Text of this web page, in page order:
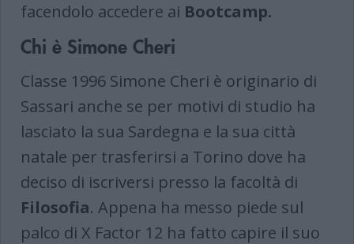
facendolo accedere ai Bootcamp.
Chi è Simone Cheri
Classe 1996 Simone Cheri è originario di
Sassari anche se per motivi di studio ha
lasciato la sua Sardegna e la sua città
natale per trasferirsi a Torino dove ha
deciso di iscriversi presso la facoltà di
Filosofia. Appena ha messo piede sul
palco di X Factor 12 ha fatto capire il suo